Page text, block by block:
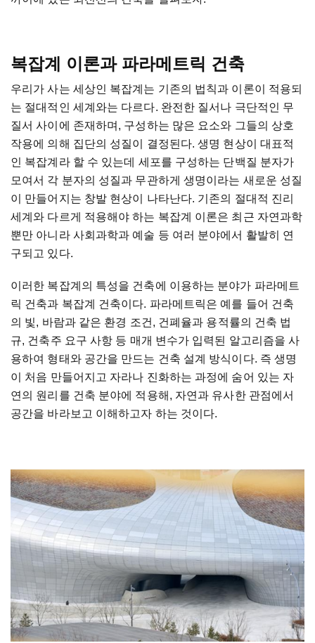
복잡계 이론과 파라메트릭 건축
우리가 사는 세상인 복잡계는 기존의 법칙과 이론이 적용되
는 절대적인 세계와는 다르다. 완전한 질서나 극단적인 무
질서 사이에 존재하며, 구성하는 많은 요소와 그들의 상호
작용에 의해 집단의 성질이 결정된다. 생명 현상이 대표적
인 복잡계라 할 수 있는데 세포를 구성하는 단백질 분자가
모여서 각 분자의 성질과 무관하게 생명이라는 새로운 성질
이 만들어지는 창발 현상이 나타난다. 기존의 절대적 진리
세계와 다르게 적용해야 하는 복잡계 이론은 최근 자연과학
뿐만 아니라 사회과학과 예술 등 여러 분야에서 활발히 연
구되고 있다.
이러한 복잡계의 특성을 건축에 이용하는 분야가 파라메트
릭 건축과 복잡계 건축이다. 파라메트릭은 예를 들어 건축
의 빛, 바람과 같은 환경 조건, 건폐율과 용적률의 건축 법
규, 건축주 요구 사항 등 매개 변수가 입력된 알고리즘을 사
용하여 형태와 공간을 만드는 건축 설계 방식이다. 즉 생명
이 처음 만들어지고 자라나 진화하는 과정에 숨어 있는 자
연의 원리를 건축 분야에 적용해, 자연과 유사한 관점에서
공간을 바라보고 이해하고자 하는 것이다.